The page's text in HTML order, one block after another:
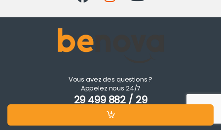
Vous avez des questions ?
Appelez nous 24/7
29 499 882 / 29
499 891